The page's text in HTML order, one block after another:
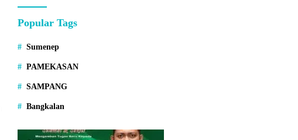
Popular Tags
Sumenep
PAMEKASAN
SAMPANG
Bangkalan